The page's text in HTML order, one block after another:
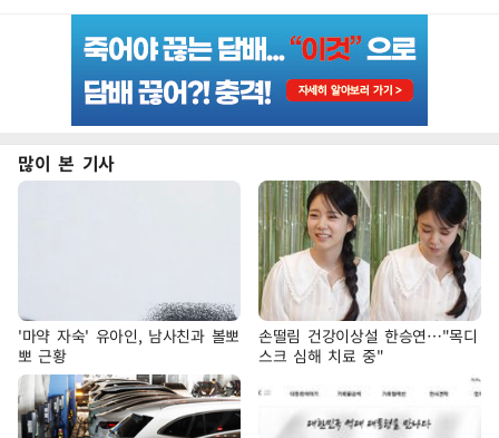
많이 본 기사
'마약 자숙' 유아인, 남사친과 볼뽀
뽀 근황
손떨림 건강이상설 한승연…"목디
스크 심해 치료 중"